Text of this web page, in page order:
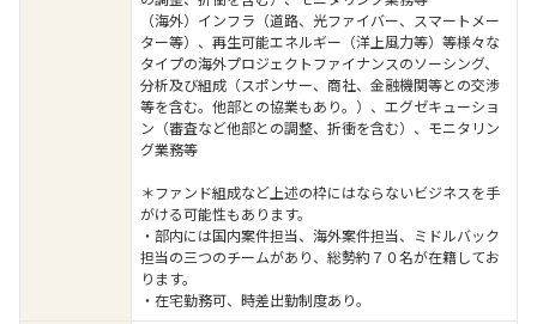
（海外）インフラ（道路、光ファイバー、スマートメー
ター等）、再生可能エネルギー（洋上風力等）等様々な
タイプの海外プロジェクトファイナンスのソーシング、
分析及び組成（スポンサー、商社、金融機関等との交渉
等を含む。他部との協業もあり。）、エグゼキューショ
ン（審査など他部との調整、折衝を含む）、モニタリン
グ業務等
＊ファンド組成など上述の枠にはならないビジネスを手
がける可能性もあります。
・部内には国内案件担当、海外案件担当、ミドルバック
担当の三つのチームがあり、総勢約７０名が在籍してお
ります。
・在宅勤務可、時差出勤制度あり。